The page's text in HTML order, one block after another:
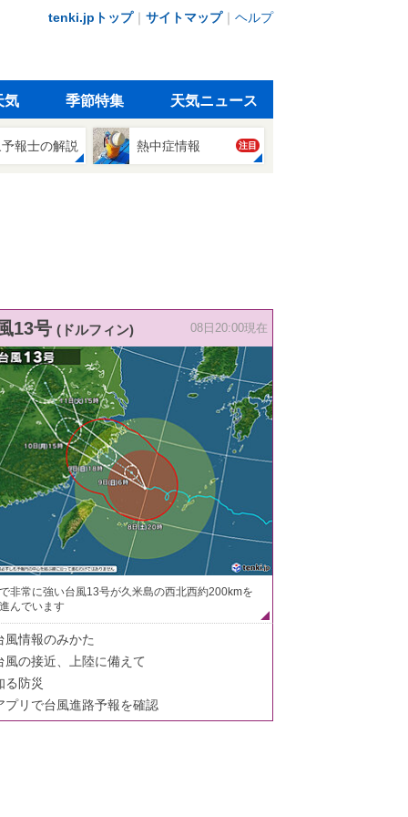
tenki.jpトップ｜ サイトマップ｜ ヘルプ
気 季節特集 天気ニュース
報士の解説 熱中症情報 注目
13号 (ドルフィン) 08日20:00現在
非常に強い台風13号が久米島の西北西約200kmを
んでいます
風情報のみかた
風の接近、上陸に備えて
る防災
プリで台風進路予報を確認